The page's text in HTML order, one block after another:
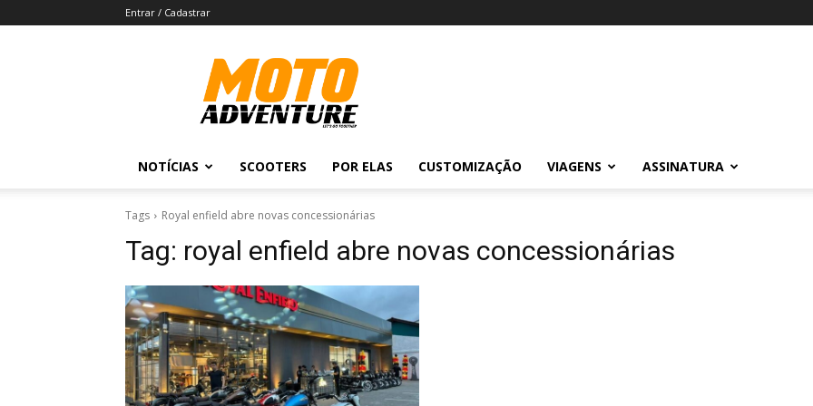
Entrar / Cadastrar
Revista
Moto
Adventure
NOTÍCIAS SCOOTERS POR ELAS CUSTOMIZAÇÃO VIAGENS ASSINATURA
Tags Royal enfield abre novas concessionárias
Tag: royal enfield abre novas concessionárias